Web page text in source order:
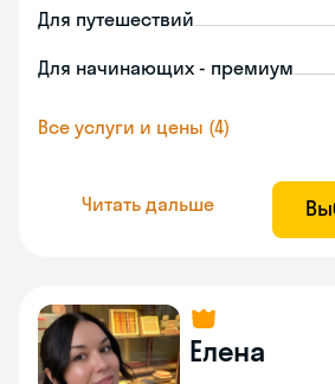
Для путешествий
Для начинающих - премиум
Все услуги и цены (4)
Читать дальше
Елена